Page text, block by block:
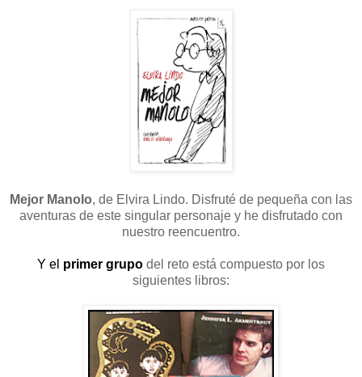
Mejor Manolo, de Elvira Lindo. Disfruté de pequeña con las
aventuras de este singular personaje y he disfrutado con
nuestro reencuentro.
Y el primer grupo del reto está compuesto por los
siguientes libros: